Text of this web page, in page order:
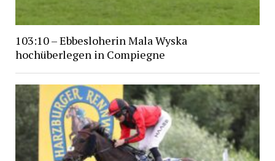
103:10 – Ebbesloherin Mala Wyska
hochüberlegen in Compiegne